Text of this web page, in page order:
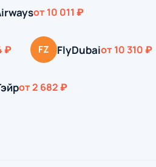
от 10 011 ₽
₽ FZ FlyDubaiот 10 310 ₽
от 2 682 ₽